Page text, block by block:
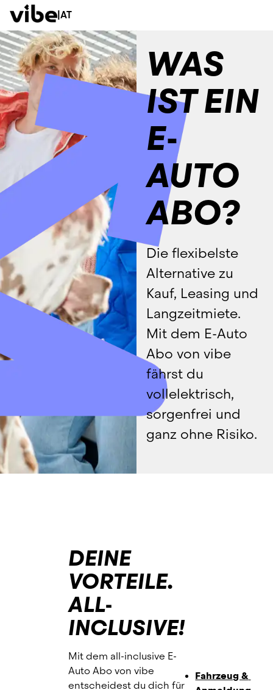
| AT
WAS
IST EIN
E-
AUTO
ABO?
Die flexibelste
Alternative zu
Kauf, Leasing und
Langzeitmiete.
Mit dem E-Auto
Abo von vibe
fährst du
vollelektrisch,
sorgenfrei und
ganz ohne Risiko.
DEINE
VORTEILE.
ALL-
INCLUSIVE!
Mit dem all-inclusive E-
Auto Abo von vibe
Fahrzeug &